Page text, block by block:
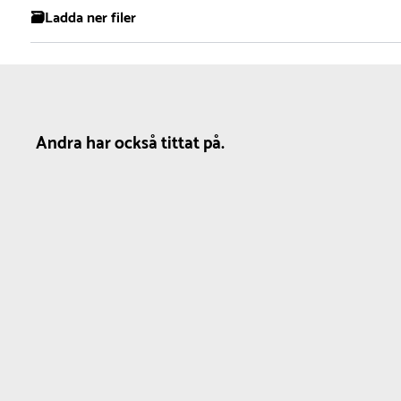
1
Material
Nylon 6 stk Vit
🗃️Ladda ner filer
Andra har också tittat på.